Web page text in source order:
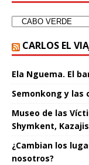
CARLOS EL
Ela Nguema. El
Semonkong y
Museo de las
Shymkent,
¿Cambian los
nosotros?